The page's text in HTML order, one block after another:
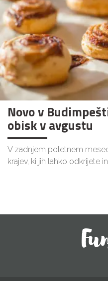
Novo v
obisk v avgustu
V zadnjem poletnem
krajev, ki jih lahko odkrijete